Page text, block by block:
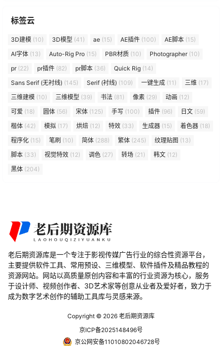
标签云
3D建模 (10) 3D模型 (41) ae (15) AE插件 (100) AE脚本 (15)
AI字体 (13) Auto-Rig Pro (15) PBR材质 (10) Photographer(10)
pr(22) pr插件 (82) pr脚本 (36) Quick Rig (14)
Sans Serif (无衬线) (145) Serif (衬线) (109) 一键生成 (11) 三维 (17)
三维建模 (10) 三维模型 (39) 书法 (81) 像素 (29) 动画 (12)
可爱 (18) 圆体 (56) 宋体 (125) 手写 (100) 插件 (96) 日文 (59)
楷体 (42) 模拟 (17) 烘焙 (12) 特效 (33) 生成器 (15) 着色器 (18)
程序化 (15) 笔刷 (10) 简体 (288) 繁体 (245) 纹理贴图 (13)
脚本 (33) 视觉特效 (12) 调色 (27) 转场 (21) 韩文 (12)
黑体 (204)
老后期资源库是一个专注于影视传媒广告行业的综合性资源平台，
主要提供软件工具、常用预设、三维模型、软件插件及精品教程的
资源网站。网站以高质量原创内容和丰富的行业资源为核心，服务
于设计师、视频创作者、3D艺术家等创意从业者及爱好者，致力于
成为数字艺术创作的辅助工具库与灵感来源。
Copyright © 2026 老后期资源库
京ICP备2025148496号
京公网安备11010802046728号